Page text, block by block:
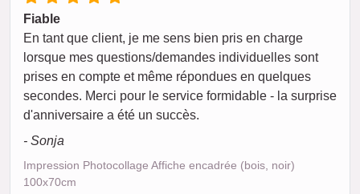
Fiable
En tant que client, je me sens bien pris en charge
lorsque mes questions/demandes individuelles sont
prises en compte et même répondues en quelques
secondes. Merci pour le service formidable - la surprise
d'anniversaire a été un succès.
- Sonja
Impression Photocollage Affiche encadrée (bois, noir)
100x70cm